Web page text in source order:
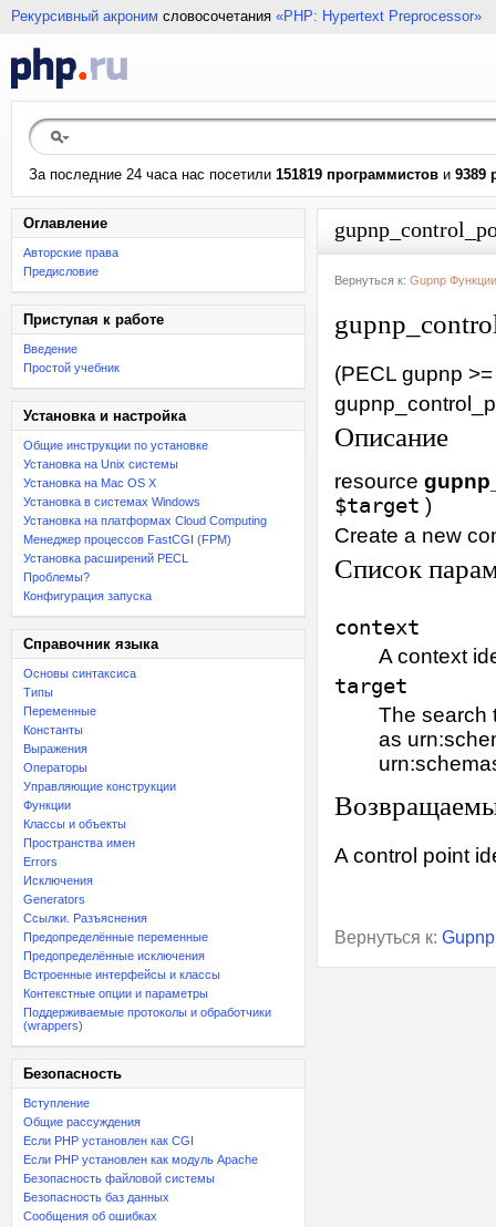
Рекурсивный акроним словосочетания «PHP: Hypertext Preprocessor»
За последние 24 часа нас посетили 151819 программистов и 9389
Оглавление
Авторские права
Предисловие
Приступая к работе
Введение
Простой учебник
Установка и настройка
Общие инструкции по установке
Установка на Unix системы
Установка на Mac OS X
Установка в системах Windows
Установка на платформах Cloud Computing
Менеджер процессов FastCGI (FPM)
Установка расширений PECL
Проблемы?
Конфигурация запуска
Справочник языка
Основы синтаксиса
Типы
Переменные
Константы
Выражения
Операторы
Управляющие конструкции
Функции
Классы и объекты
Пространства имен
Errors
Исключения
Generators
Ссылки. Разъяснения
Предопределённые переменные
Предопределённые исключения
Встроенные интерфейсы и классы
Контекстные опции и параметры
Поддерживаемые протоколы и обработчики
(wrappers)
Безопасность
Вступление
Общие рассуждения
Если PHP установлен как CGI
Если PHP установлен как модуль Apache
Безопасность файловой системы
Безопасность баз данных
Сообщения об ошибках
Вернуться к: Gupnp Функции
(PECL gupnp
Описание
resource
$target )
Create a new
Список
context
A context
target
The search
as
A control point
Вернуться к: